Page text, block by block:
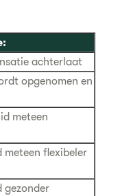
achterlaat
opgenomen en
meteen
meteen flexibeler
gezonder